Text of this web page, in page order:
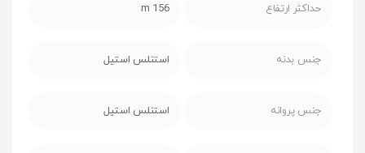
حداکثر ارتفاع 156 m
جنس بدنه استنلس استیل
جنس پروانه استنلس استیل